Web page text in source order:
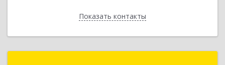
Показать контакты
Назад